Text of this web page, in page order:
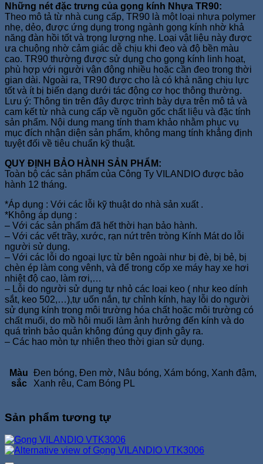
Những nét đặc trưng của gọng kính Nhựa TR90:
Theo mô tả từ nhà cung cấp, TR90 là một loại nhựa polymer
nhẹ, dẻo, được ứng dụng trong ngành gọng kính nhờ khả
năng đàn hồi tốt và trọng lượng nhẹ. Loại vật liệu này được
ưa chuộng nhờ cảm giác dễ chịu khi đeo và độ bền màu
cao. TR90 thường được sử dụng cho gọng kính linh hoạt,
phù hợp với người vận động nhiều hoặc cần đeo trong thời
gian dài. Ngoài ra, TR90 được cho là có khả năng chịu lực
tốt và ít bị biến dạng dưới tác động cơ học thông thường.
Lưu ý: Thông tin trên đây được trình bày dựa trên mô tả và
cam kết từ nhà cung cấp về nguồn gốc chất liệu và đặc tính
sản phẩm. Nội dung mang tính tham khảo nhằm phục vụ
mục đích nhận diện sản phẩm, không mang tính khẳng định
tuyệt đối về tiêu chuẩn kỹ thuật.
QUY ĐỊNH BẢO HÀNH SẢN PHẨM:
Toàn bộ các sản phẩm của Công Ty VILANDIO được bảo
hành 12 tháng.
*Áp dụng : Với các lỗi kỹ thuật do nhà sản xuất .
*Không áp dụng :
– Với các sản phẩm đã hết thời hạn bảo hành.
– Với các vết trầy, xước, rạn nứt trên tròng Kính Mát do lỗi
người sử dụng.
– Với các lỗi do ngoại lực từ bên ngoài như bị đè, bị bẻ, bị
chèn ép làm cong vênh, và để trong cốp xe máy hay xe hơi
nhiệt độ cao, làm rơi,…
– Lỗi do người sử dụng tự nhỏ các loại keo ( như keo dính
sắt, keo 502,…),tự uốn nắn, tự chỉnh kính, hay lỗi do người
sử dụng kính trong môi trường hóa chất hoặc môi trường có
chất muối, do mồ hôi muối làm ảnh hưởng đến kính và do
quá trình bảo quản không đúng quy định gây ra.
– Các hao mòn tự nhiên theo thời gian sử dụng.
Màu
sắc
Đen bóng, Đen mờ, Nâu bóng, Xám bóng, Xanh đậm,
Xanh rêu, Cam Bóng PL
Sản phẩm tương tự